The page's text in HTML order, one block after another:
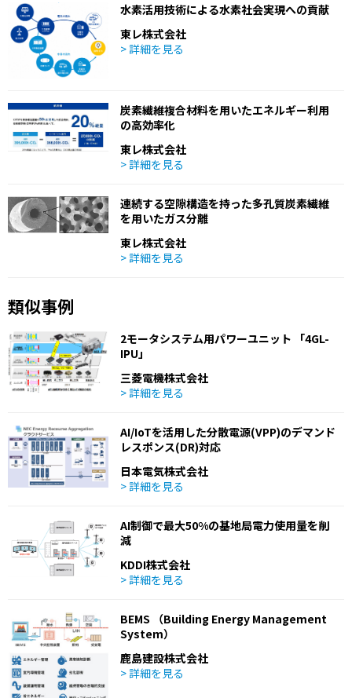
水素活用技術による水素社会実現への貢献
東レ株式会社
> 詳細を見る
炭素繊維複合材料を用いたエネルギー利用
の高効率化
東レ株式会社
> 詳細を見る
連続する空隙構造を持った多孔質炭素繊維
を用いたガス分離
東レ株式会社
> 詳細を見る
類似事例
2モータシステム用パワーユニット 「4GL-
IPU」
三菱電機株式会社
> 詳細を見る
AI/IoTを活用した分散電源(VPP)のデマンド
レスポンス(DR)対応
日本電気株式会社
> 詳細を見る
AI制御で最大50%の基地局電力使用量を削
減
KDDI株式会社
> 詳細を見る
BEMS （Building Energy Management
System）
鹿島建設株式会社
> 詳細を見る